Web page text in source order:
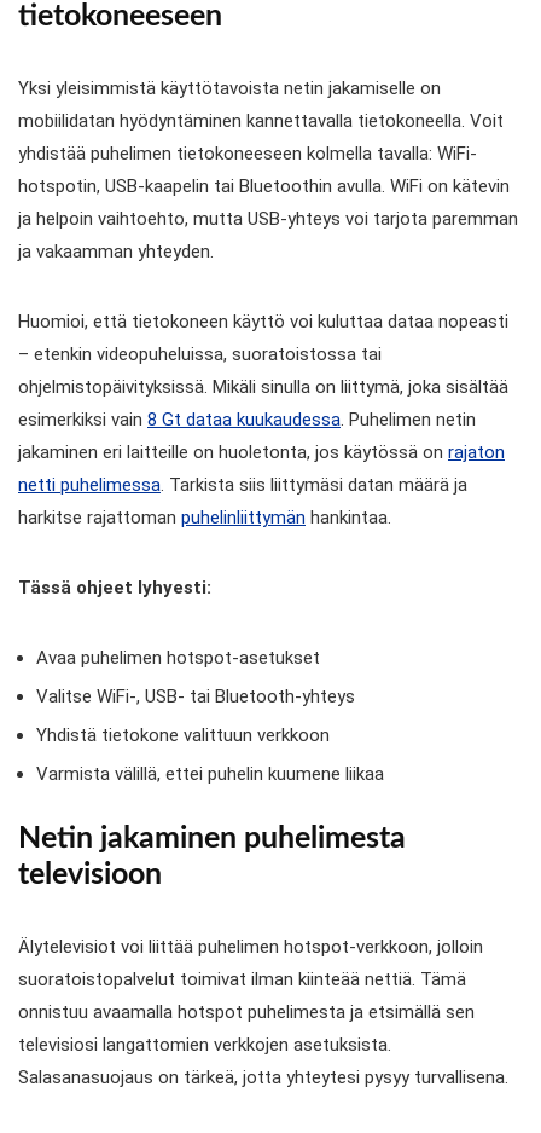
tietokoneeseen
Yksi yleisimmistä käyttötavoista netin jakamiselle on
mobiilidatan hyödyntäminen kannettavalla tietokoneella. Voit
yhdistää puhelimen tietokoneeseen kolmella tavalla: WiFi-
hotspotin, USB-kaapelin tai Bluetoothin avulla. WiFi on kätevin
ja helpoin vaihtoehto, mutta USB-yhteys voi tarjota paremman
ja vakaamman yhteyden.
Huomioi, että tietokoneen käyttö voi kuluttaa dataa nopeasti
– etenkin videopuheluissa, suoratoistossa tai
ohjelmistopäivityksissä. Mikäli sinulla on liittymä, joka sisältää
esimerkiksi vain 8 Gt dataa kuukaudessa. Puhelimen netin
jakaminen eri laitteille on huoletonta, jos käytössä on rajaton
netti puhelimessa. Tarkista siis liittymäsi datan määrä ja
harkitse rajattoman puhelinliittymän hankintaa.
Tässä ohjeet lyhyesti:
Avaa puhelimen hotspot-asetukset
Valitse WiFi-, USB- tai Bluetooth-yhteys
Yhdistä tietokone valittuun verkkoon
Varmista välillä, ettei puhelin kuumene liikaa
Netin jakaminen puhelimesta
televisioon
Älytelevisiot voi liittää puhelimen hotspot-verkkoon, jolloin
suoratoistopalvelut toimivat ilman kiinteää nettiä. Tämä
onnistuu avaamalla hotspot puhelimesta ja etsimällä sen
televisiosi langattomien verkkojen asetuksista.
Salasanasuojaus on tärkeä, jotta yhteytesi pysyy turvallisena.